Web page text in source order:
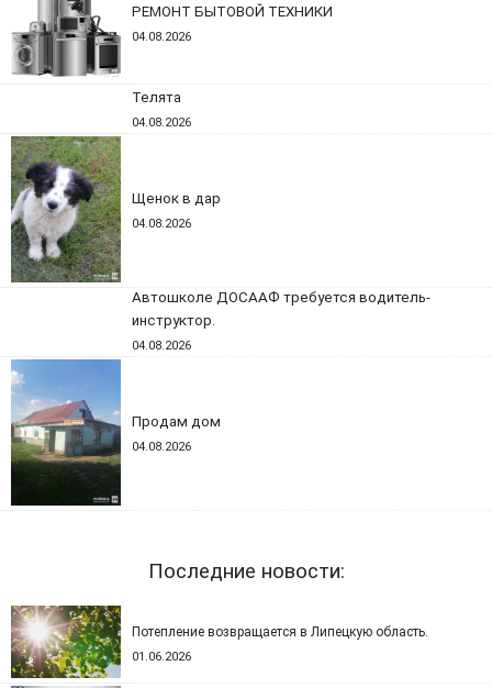
РЕМОНТ БЫТОВОЙ ТЕХНИКИ
04.08.2026
Телята
04.08.2026
Щенок в дар
04.08.2026
Автошколе ДОСААФ требуется водитель-
инструктор.
04.08.2026
Продам дом
04.08.2026
Последние новости:
Потепление возвращается в Липецкую область.
01.06.2026